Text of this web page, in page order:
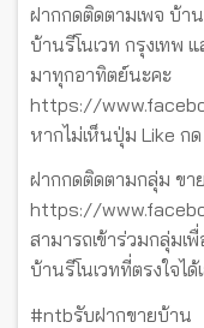
ฝากกดติดตามเพจ บ้
บ้านรีโนเวท กรุงเทพ
มาทุกอาทิตย์นะคะ
https://
หากไม่เห็นปุ่ม Like ก
ฝากกดติดตามกลุ่ม ขา
https://
สามารถเข้าร่วมกลุ่ม
บ้านรีโนเวทที่ตรงใจได้
#ntbรับฝากขายบ้าน